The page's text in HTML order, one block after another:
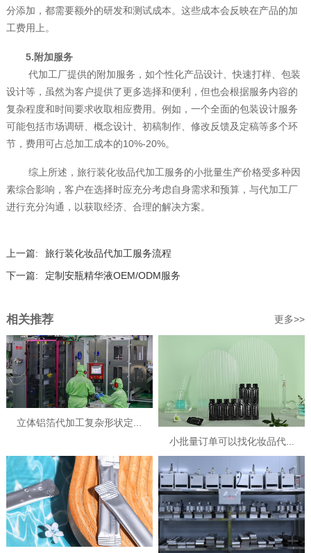
分添加，都需要额外的研发和测试成本。这些成本会反映在产品的加
工费用上。
5.附加服务
代加工厂提供的附加服务，如个性化产品设计、快速打样、包装
设计等，虽然为客户提供了更多选择和便利，但也会根据服务内容的
复杂程度和时间要求收取相应费用。例如，一个全面的包装设计服务
可能包括市场调研、概念设计、初稿制作、修改反馈及定稿等多个环
节，费用可占总加工成本的10%-20%。
综上所述，旅行装化妆品代加工服务的小批量生产价格受多种因
素综合影响，客户在选择时应充分考虑自身需求和预算，与代加工厂
进行充分沟通，以获取经济、合理的解决方案。
上一篇:
旅行装化妆品代加工服务流程
下一篇:
定制安瓶精华液OEM/ODM服务
相关推荐 更多>>
立体铝箔代加工复杂形状定...
小批量订单可以找化妆品代...